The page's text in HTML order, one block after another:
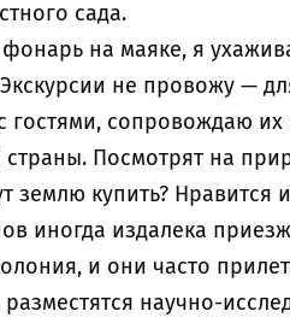
сада.
на маяке, я
не провожу —
гостями, сопровождаю
страны. Посмотрят на
землю купить? Нравится
иногда издалека
и они часто
научно-